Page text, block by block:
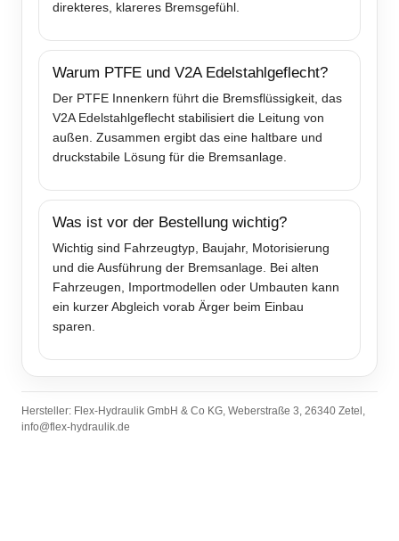
direkteres, klareres Bremsgefühl.
Warum PTFE und V2A Edelstahlgeflecht?
Der PTFE Innenkern führt die Bremsflüssigkeit, das
V2A Edelstahlgeflecht stabilisiert die Leitung von
außen. Zusammen ergibt das eine haltbare und
druckstabile Lösung für die Bremsanlage.
Was ist vor der Bestellung wichtig?
Wichtig sind Fahrzeugtyp, Baujahr, Motorisierung
und die Ausführung der Bremsanlage. Bei alten
Fahrzeugen, Importmodellen oder Umbauten kann
ein kurzer Abgleich vorab Ärger beim Einbau
sparen.
Hersteller: Flex-Hydraulik GmbH & Co KG, Weberstraße 3, 26340 Zetel,
info@flex-hydraulik.de